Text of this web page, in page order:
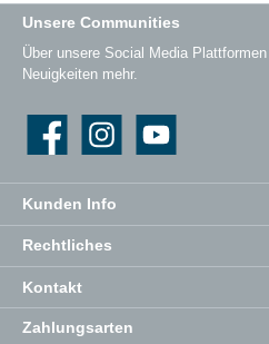
Kunden Info
Rechtliches
Kontakt
Unsere Communities
Über unsere Social Media
Neuigkeiten mehr.
Instagram YouTube
Zahlungsarten